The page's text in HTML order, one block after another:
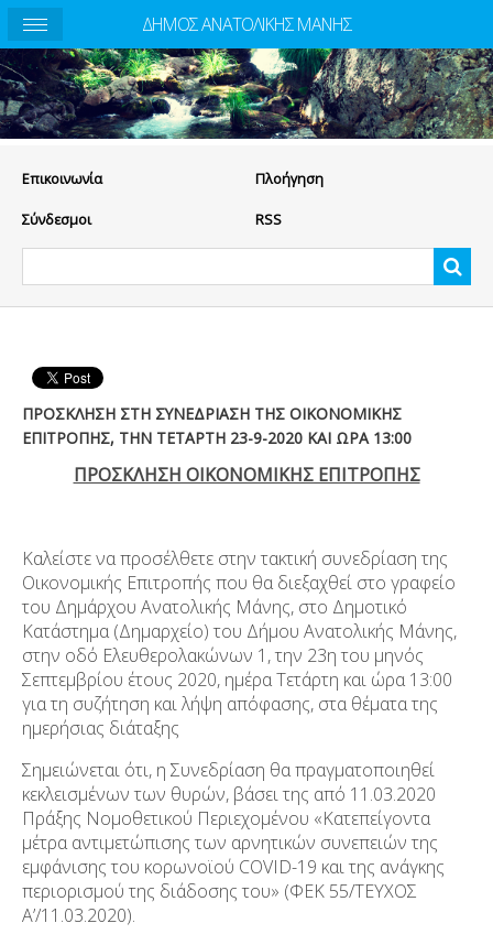
Eπικοινωνία Πλοήγηση
Σύνδεσμοι RSS
ΠΡΟΣΚΛΗΣΗ ΣΤΗ ΣΥΝΕΔΡΙΑΣΗ ΤΗΣ ΟΙΚΟΝΟΜΙΚΗΣ
ΕΠΙΤΡΟΠΗΣ, ΤΗΝ ΤΕΤΑΡΤΗ 23-9-2020 ΚΑΙ ΩΡΑ 13:00
ΠΡΟΣΚΛΗΣΗ ΟΙΚΟΝΟΜΙΚΗΣ ΕΠΙΤΡΟΠΗΣ
Καλείστε να προσέλθετε στην τακτική συνεδρίαση της
Οικονομικής Επιτροπής που θα διεξαχθεί στο γραφείο
του Δημάρχου Ανατολικής Μάνης, στο Δημοτικό
Κατάστημα (Δημαρχείο) του Δήμου Ανατολικής Μάνης,
στην οδό Ελευθερολακώνων 1, την 23η του μηνός
Σεπτεμβρίου έτους 2020, ημέρα Τετάρτη και ώρα 13:00
για τη συζήτηση και λήψη απόφασης, στα θέματα της
ημερήσιας διάταξης
Σημειώνεται ότι,​​ η Συνεδρίαση θα πραγματοποιηθεί​​
κεκλεισμένων των θυρών,​​ βάσει της από 11.03.2020
Πράξης Νομοθετικού Περιεχομένου «Κατεπείγοντα
μέτρα αντιμετώπισης των αρνητικών συνεπειών της
εμφάνισης του κορωνοϊού​​ COVID-19 και της ανάγκης
περιορισμού της διάδοσης του» (ΦΕΚ 55/ΤΕΥΧΟΣ
Α’/11.03.2020).
ΔΗΜΟΣ ΑΝΑΤΟΛΙΚΗΣ ΜΑΝΗΣ